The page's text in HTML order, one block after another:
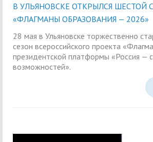
В УЛЬЯНОВСКЕ ОТКРЫЛСЯ ШЕСТОЙ
«ФЛАГМАНЫ ОБРАЗОВАНИЯ — 2026»
28 мая в Ульяновске торжественно
сезон всероссийского проекта
президентской платформы «Россия —
возможностей».